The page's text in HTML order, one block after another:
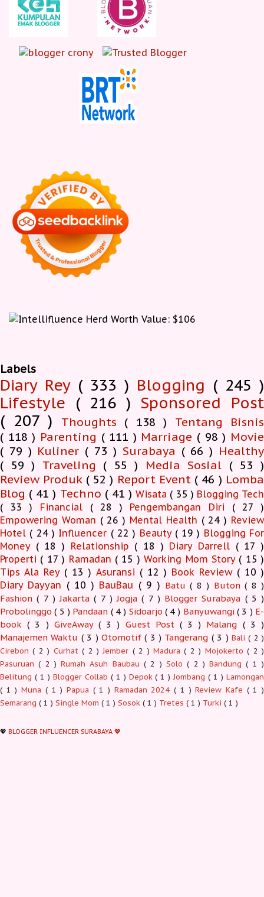
Labels
Diary Rey ( 333 ) Blogging ( 245 )
Lifestyle ( 216 ) Sponsored Post
( 207 )
Thoughts ( 138 )
Tentang Bisnis
( 118 ) Parenting ( 111 ) Marriage ( 98 ) Movie
( 79 ) Kuliner ( 73 ) Surabaya ( 66 ) Healthy
( 59 ) Traveling ( 55 ) Media Sosial ( 53 )
Review Produk ( 52 ) Report Event ( 46 ) Lomba
Blog ( 41 ) Techno ( 41 ) Wisata ( 35 ) Blogging Tech
( 33 )
Financial ( 28 ) Pengembangan Diri ( 27 )
Empowering Woman ( 26 ) Mental Health ( 24 ) Review
Hotel ( 24 ) Influencer ( 22 ) Beauty ( 19 ) Blogging For
Money ( 18 ) Relationship ( 18 ) Diary Darrell ( 17 )
Properti ( 17 ) Ramadan ( 15 ) Working Mom Story ( 15 )
Tips Ala Rey ( 13 ) Asuransi ( 12 ) Book Review ( 10 )
Diary Dayyan ( 10 ) BauBau ( 9 ) Batu( 8 ) Buton( 8 )
Fashion( 7 ) Jakarta( 7 ) Jogja( 7 ) Blogger Surabaya ( 5 )
Probolinggo( 5 ) Pandaan ( 4 ) Sidoarjo ( 4 ) Banyuwangi( 3 ) E-
book( 3 ) GiveAway ( 3 ) Guest Post ( 3 ) Malang ( 3 )
Manajemen Waktu ( 3 ) Otomotif( 3 ) Tangerang ( 3 ) Bali( 2 )
Cirebon( 2 ) Curhat( 2 ) Jember ( 2 ) Madura( 2 ) Mojokerto( 2 )
Pasuruan( 2 ) Rumah Asuh Baubau( 2 ) Solo( 2 ) Bandung( 1 )
Belitung ( 1 ) Blogger Collab ( 1 ) Depok( 1 ) Jombang( 1 ) Lamongan
( 1 ) Muna ( 1 ) Papua ( 1 ) Ramadan 2024( 1 ) Review Kafe ( 1 )
Semarang ( 1 ) Single Mom ( 1 ) Sosok ( 1 ) Tretes ( 1 ) Turki ( 1 )
💖 BLOGGER INFLUENCER SURABAYA 💖